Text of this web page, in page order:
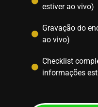
estiver ao vivo)
Gravação do
ao vivo)
Checklist
informações